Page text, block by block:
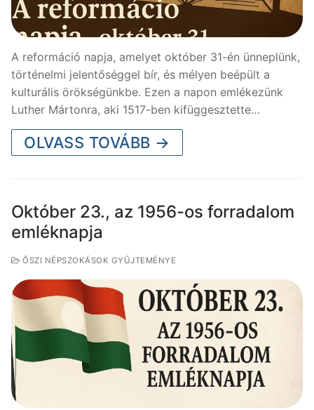
A reformáció napja, amelyet október 31-én ünneplünk,
történelmi jelentőséggel bír, és mélyen beépült a
kulturális örökségünkbe. Ezen a napon emlékezünk
Luther Mártonra, aki 1517-ben kifüggesztette…
OLVASS TOVÁBB →
Október 23., az 1956-os forradalom
emléknapja
ŐSZI NÉPSZOKÁSOK GYŰJTEMÉNYE